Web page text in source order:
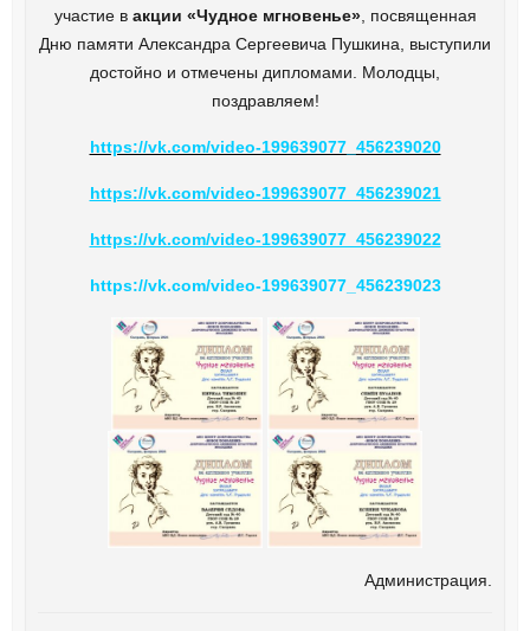
участие в акции «Чудное мгновенье», посвященная
Дню памяти Александра Сергеевича Пушкина, выступили
достойно и отмечены дипломами. Молодцы,
поздравляем!
https://vk.com/video-199639077_456239020
https://vk.com/video-199639077_456239021
https://vk.com/video-199639077_456239022
https://vk.com/video-199639077_456239023
Администрация.